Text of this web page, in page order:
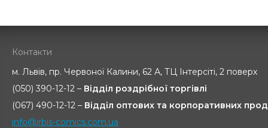
Контакти
м. Львів, пр. Червоної Калини, 62 А, ТЦ Інтерсіті, 2 поверх
(050) 390-12-12 – Відділ роздрібної торгівлі
(067) 490-12-12 – Відділ оптових та корпоративних
info@irbis-comics.com.ua